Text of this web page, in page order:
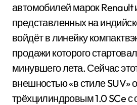
автомобилей марок Renault
представленных на
войдёт в линейку
продажи которого
минувшего лета. Сейчас
внешностью «в стиле SUV»
трёхцилиндровым 1.0 SCe с